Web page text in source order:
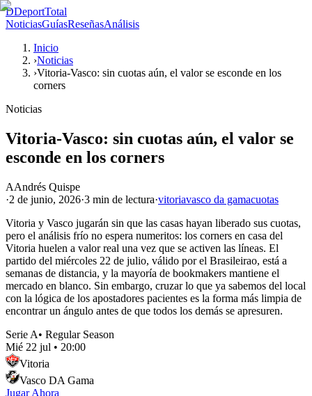
DDeportTotal
NoticiasGuíasReseñasAnálisis
Inicio
›Noticias
›Vitoria-Vasco: sin cuotas aún, el valor se esconde en los
corners
Noticias
Vitoria-Vasco: sin cuotas aún, el valor se
esconde en los corners
AAndrés Quispe
·2 de junio, 2026·3 min de lectura·vitoriavasco da gamacuotas
Vitoria y Vasco jugarán sin que las casas hayan liberado sus cuotas,
pero el análisis frío no espera numeritos: los corners en casa del
Vitoria huelen a valor real una vez que se activen las líneas. El
partido del miércoles 22 de julio, válido por el Brasileirao, está a
semanas de distancia, y la mayoría de bookmakers mantiene el
mercado en blanco. Sin embargo, cruzar lo que ya sabemos del local
con la lógica de los apostadores pacientes es la forma más limpia de
encontrar un ángulo antes de que todos los demás se apresuren.
Serie A• Regular Season
Mié 22 jul • 20:00
Vitoria
Vasco DA Gama
Jugar Ahora